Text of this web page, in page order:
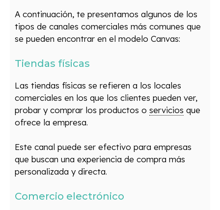
A continuación, te presentamos algunos de los
tipos de canales comerciales más comunes que
se pueden encontrar en el modelo Canvas:
Tiendas físicas
Las tiendas físicas se refieren a los locales
comerciales en los que los clientes pueden ver,
probar y comprar los productos o servicios que
ofrece la empresa.
Este canal puede ser efectivo para empresas
que buscan una experiencia de compra más
personalizada y directa.
Comercio electrónico